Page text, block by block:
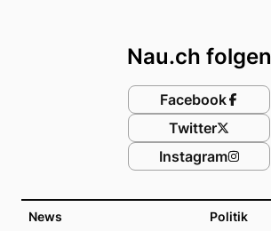
News Politik
Nau.ch folgen
Facebook
Twitter
Instagram